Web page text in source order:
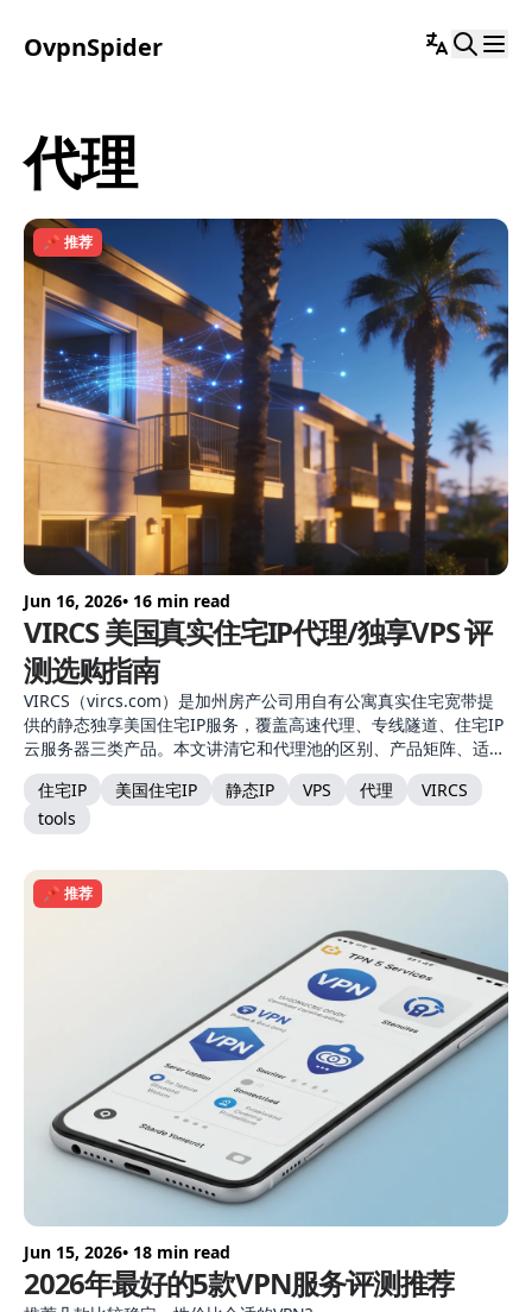
OvpnSpider
代理
📌 推荐
Jun 16, 2026• 16 min read
VIRCS 美国真实住宅IP代理/独享VPS 评
测选购指南
VIRCS（vircs.com）是加州房产公司用自有公寓真实住宅宽带提
供的静态独享美国住宅IP服务，覆盖高速代理、专线隧道、住宅IP
云服务器三类产品。本文讲清它和代理池的区别、产品矩阵、适用
场景与选购建议。
住宅IP 美国住宅IP 静态IP VPS 代理
VIRCS
tools
📌 推荐
Jun 15, 2026• 18 min read
2026年最好的5款VPN服务评测推荐